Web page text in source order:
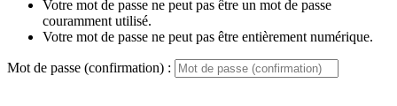
Votre mot de passe ne peut pas être un mot de passe
couramment utilisé.
Votre mot de passe ne peut pas être entièrement numérique.
Mot de passe (confirmation) :